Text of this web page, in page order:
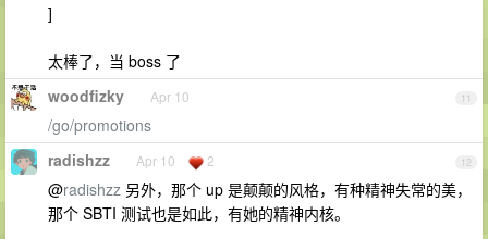
]
太棒了，当 boss 了
11
woodfizky Apr 10
/go/promotions
12
radishzz Apr 10 2
@radishzz 另外，那个 up 是颠颠的风格，有种精神失常的美，
那个 SBTI 测试也是如此，有她的精神内核。